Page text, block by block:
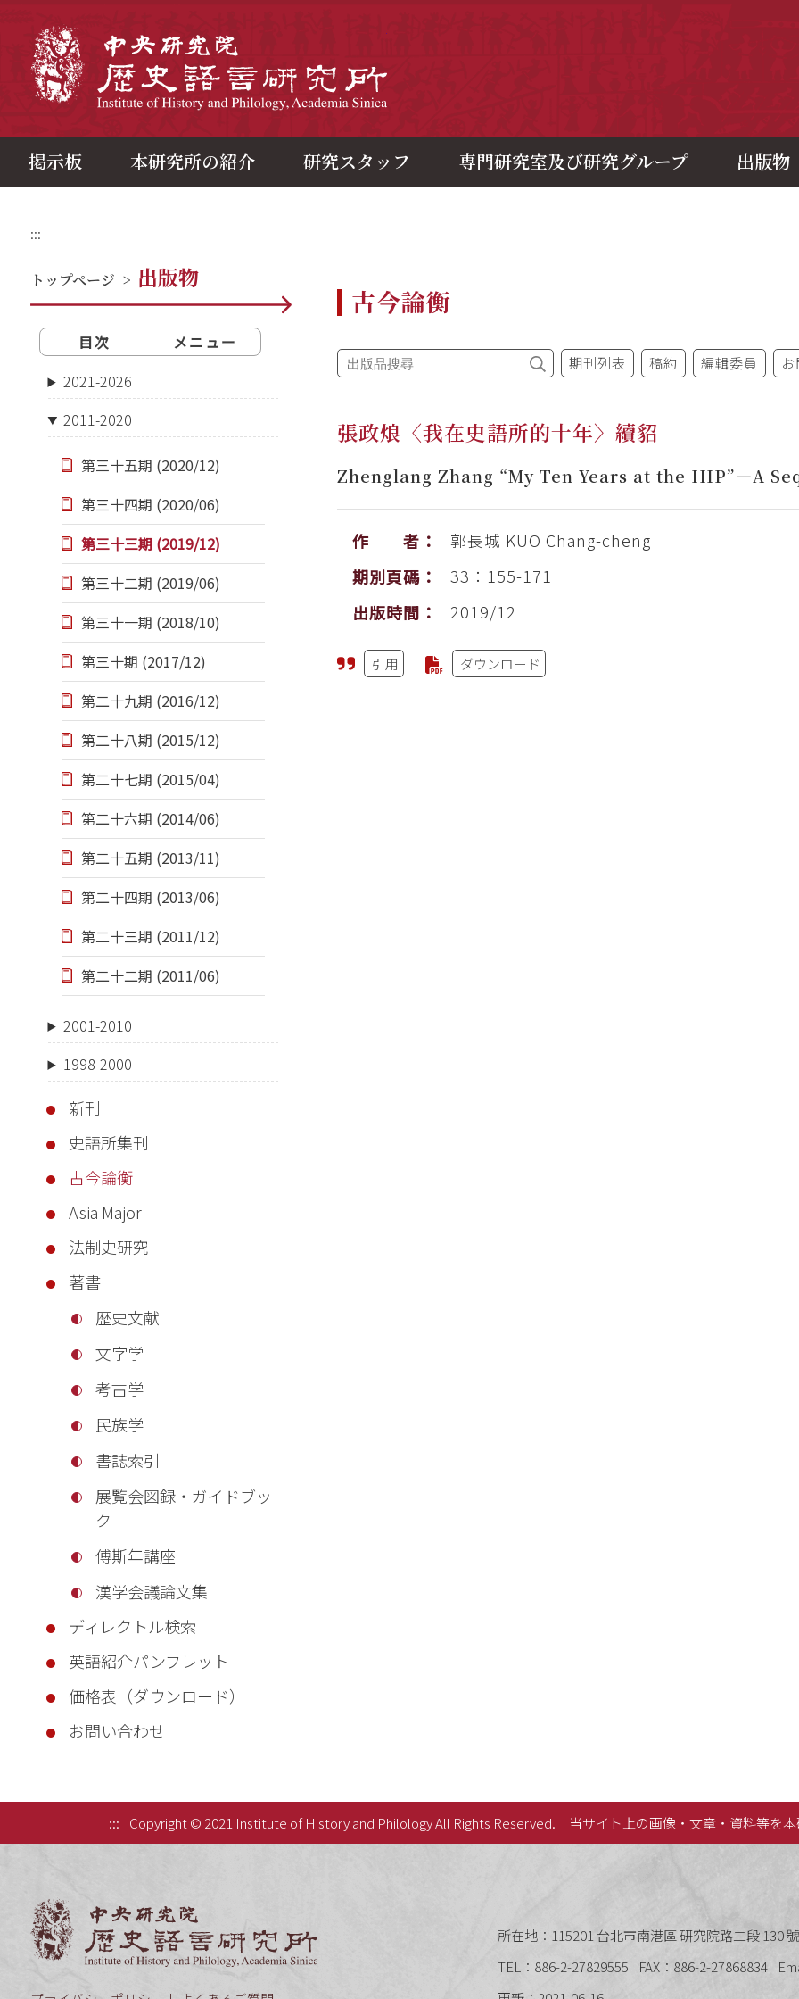
掲示板 本研究所の紹介 研究スタッフ 専門研究室及び研究グループ 出版物
:::
トップページ > 出版物
目次
メニュー
2021-2026
2011-2020
第三十五期 (2020/12)
第三十四期 (2020/06)
第三十三期 (2019/12)
第三十二期 (2019/06)
第三十一期 (2018/10)
第三十期 (2017/12)
第二十九期 (2016/12)
第二十八期 (2015/12)
第二十七期 (2015/04)
第二十六期 (2014/06)
第二十五期 (2013/11)
第二十四期 (2013/06)
第二十三期 (2011/12)
第二十二期 (2011/06)
2001-2010
1998-2000
新刊
史語所集刊
古今論衡
Asia Major
法制史研究
著書
歴史文献
文字学
考古学
民族学
書誌索引
展覧会図録・ガイドブッ
ク
傅斯年講座
漢学会議論文集
ディレクトル検索
英語紹介パンフレット
価格表（ダウンロード）
お問い合わせ
古今論衡
期刊列表 稿約 編輯委員
張政烺〈我在史語所的十年〉續貂
Zhenglang Zhang “My Ten Years at the IHP”—A
作 者： 郭長城 KUO Chang-cheng
期別頁碼：
33：155-171
出版時間：
2019/12
引用 ダウンロード
::: Copyright © 2021 Institute of History and Philology All Rights Reserved. 当サイト上の画像・文章・資料等を
所在地：115201 台北市南港區 研究院路二段 130
TEL：886-2-27829555
FAX：886-2-27868834